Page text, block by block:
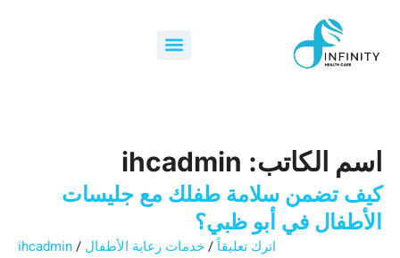
المحتوى
Menu
اسم الكاتب: ihcadmin
كيف تضمن سلامة طفلك مع جليسات
الأطفال في أبو ظبي؟
اترك تعليقاً/خدمات رعاية الأطفال /
ihcadmin
سلامة
في
أبو
ظبي؟
لاختيار
فوائد
في
أبو
ظبي؟
أفضل
أبو
ظبي
لصحة
عائلتك؟
لرعاية
في
أبو
ظبي
أن